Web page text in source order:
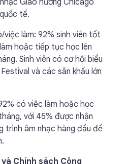
Giao hưởng Chicago
tế.
làm: 92% sinh viên tốt
hoặc tiếp tục học lên
Sinh viên có cơ hội biểu
và các sân khấu lớn
có việc làm hoặc học
với 45% được nhận
trình âm nhạc hàng đầu để
Chính sách Công